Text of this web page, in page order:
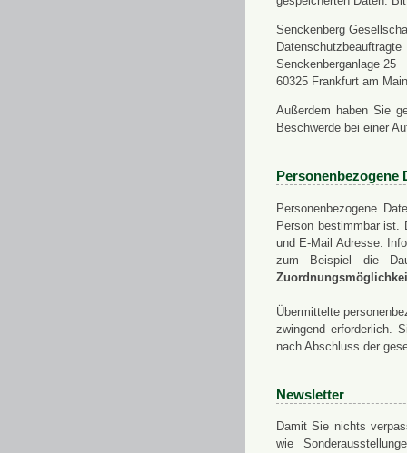
Senckenberg
Datenschutzbeauftragte
Senckenberganlage 25
60325 Frankfurt am Main
Außerdem haben Sie
Beschwerde bei einer
Personenbezogene
Personenbezogene
Person bestimmbar ist.
und E-Mail Adresse.
zum Beispiel die
Übermittelte
zwingend erforderlich.
nach Abschluss der
Newsletter
Damit Sie nichts
wie